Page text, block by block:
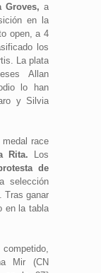
Groves, a
en la
open, a 4
los
La plata
Allan
lo han
y Silvia
race
Rita. Los
de
selección
Tras ganar
en la tabla
Mir (CN